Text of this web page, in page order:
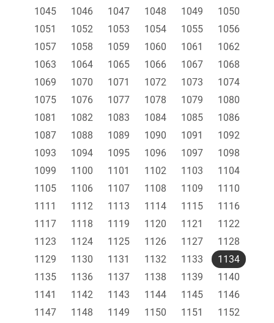
1045
1046 1047 1048 1049
1050
1051
1052 1053 1054 1055
1056
1057
1058 1059 1060 1061
1062
1063
1064 1065 1066 1067
1068
1069
1070 1071 1072 1073
1074
1075
1076 1077 1078 1079
1080
1081
1082 1083 1084 1085
1086
1087
1088 1089 1090 1091
1092
1093
1094 1095 1096 1097
1098
1099
1100 1101 1102 1103
1104
1105
1106 1107 1108 1109
1110
1111
1112 1113 1114 1115
1116
1117
1118 1119 1120 1121
1122
1123
1124 1125 1126 1127
1128
1129
1130 1131 1132 1133
1134
1135
1136 1137 1138 1139
1140
1141
1142 1143 1144 1145
1146
1147
1148 1149 1150 1151 1152